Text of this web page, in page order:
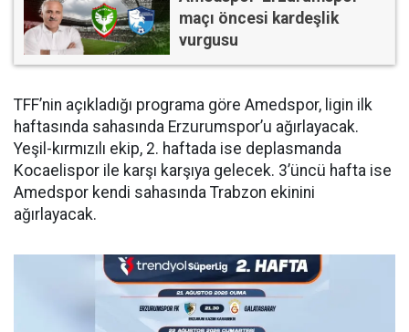
maçı öncesi kardeşlik
vurgusu
TFF’nin açıkladığı programa göre Amedspor, ligin ilk
haftasında sahasında Erzurumspor’u ağırlayacak.
Yeşil-kırmızılı ekip, 2. haftada ise deplasmanda
Kocaelispor ile karşı karşıya gelecek. 3’üncü hafta ise
Amedspor kendi sahasında Trabzon ekinini
ağırlayacak.